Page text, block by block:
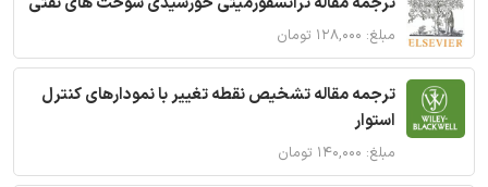
مبلغ: ۱۲۸,۰۰۰ تومان
ترجمه مقاله تشخیص نقطه تغییر با نمودارهای کنترل
استوار
مبلغ: ۱۴۰,۰۰۰ تومان